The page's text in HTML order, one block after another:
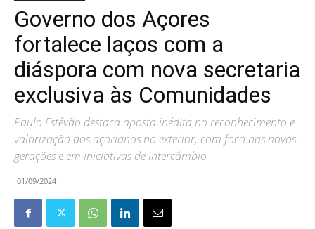
Governo dos Açores
fortalece laços com a
diáspora com nova secretaria
exclusiva às Comunidades
Paulo Estêvão destaca aposta inédita no reconhecimento e
valorização dos açorianos no exterior, com foco nas novas
gerações e em iniciativas de intercâmbio
01/09/2024